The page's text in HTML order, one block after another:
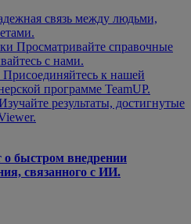
связь между людьми,
Просматривайте справочные
с нами.
Присоединяйтесь к нашей
программе TeamUP.
результаты, достигнутые
о быстром внедрении
связанного с ИИ.